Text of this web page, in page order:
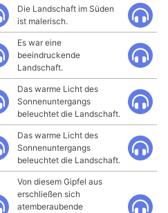
Die Landschaft im Süden
ist malerisch.
Es war eine
beeindruckende
Landschaft.
Das warme Licht des
Sonnenuntergangs
beleuchtet die Landschaft.
Das warme Licht des
Sonnenuntergangs
beleuchtet die Landschaft.
Von diesem Gipfel aus
erschließen sich
atemberaubende